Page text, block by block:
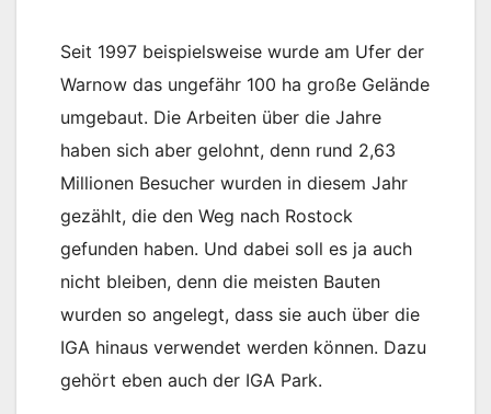
Seit 1997 beispielsweise wurde am Ufer der
Warnow das ungefähr 100 ha große Gelände
umgebaut. Die Arbeiten über die Jahre
haben sich aber gelohnt, denn rund 2,63
Millionen Besucher wurden in diesem Jahr
gezählt, die den Weg nach Rostock
gefunden haben. Und dabei soll es ja auch
nicht bleiben, denn die meisten Bauten
wurden so angelegt, dass sie auch über die
IGA hinaus verwendet werden können. Dazu
gehört eben auch der IGA Park.